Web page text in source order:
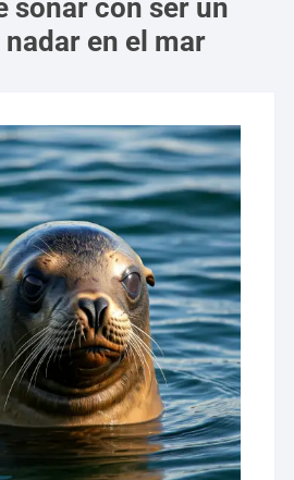
soñar con ser un
en el mar